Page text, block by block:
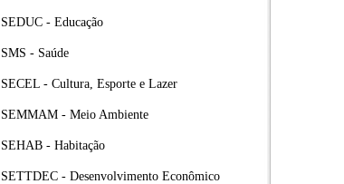
SEDUC - Educação
SMS - Saúde
SECEL - Cultura, Esporte e Lazer
SEMMAM - Meio Ambiente
SEHAB - Habitação
SETTDEC - Desenvolvimento Econômico